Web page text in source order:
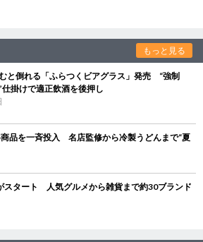
もっと見る
と倒れる「ふらつくビアグラス」発売 “強制
掛けで適正飲酒を後押し
品を一斉投入 名店監修から冷製うどんまで“夏
スタート 人気グルメから雑貨まで約30ブランド